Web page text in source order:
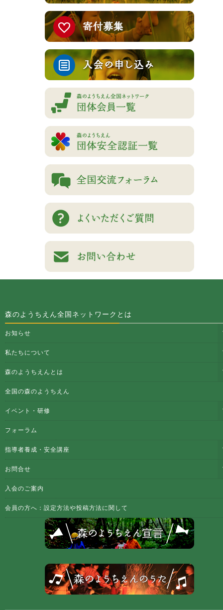
森のようちえん全国ネットワークとは
お知らせ
私たちについて
森のようちえんとは
全国の森のようちえん
イベント・研修
フォーラム
指導者養成・安全講座
お問合せ
入会のご案内
会員の方へ：設定方法や投稿方法に関して